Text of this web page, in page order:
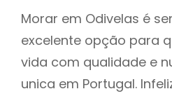
Morar em Odivelas é
excelente opção para
vida com qualidade e
unica em Portugal.